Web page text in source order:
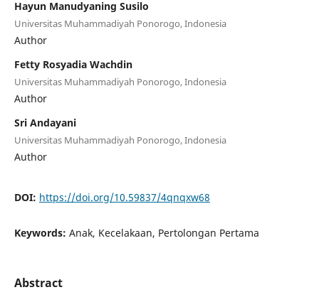
Hayun Manudyaning Susilo
Universitas Muhammadiyah Ponorogo, Indonesia
Author
Fetty Rosyadia Wachdin
Universitas Muhammadiyah Ponorogo, Indonesia
Author
Sri Andayani
Universitas Muhammadiyah Ponorogo, Indonesia
Author
DOI: https://doi.org/10.59837/4qnqxw68
Keywords: Anak, Kecelakaan, Pertolongan Pertama
Abstract